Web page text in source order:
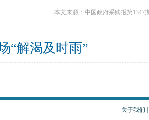
本文来源：中国政府采购报第1347
“解渴及时雨”
关于我们